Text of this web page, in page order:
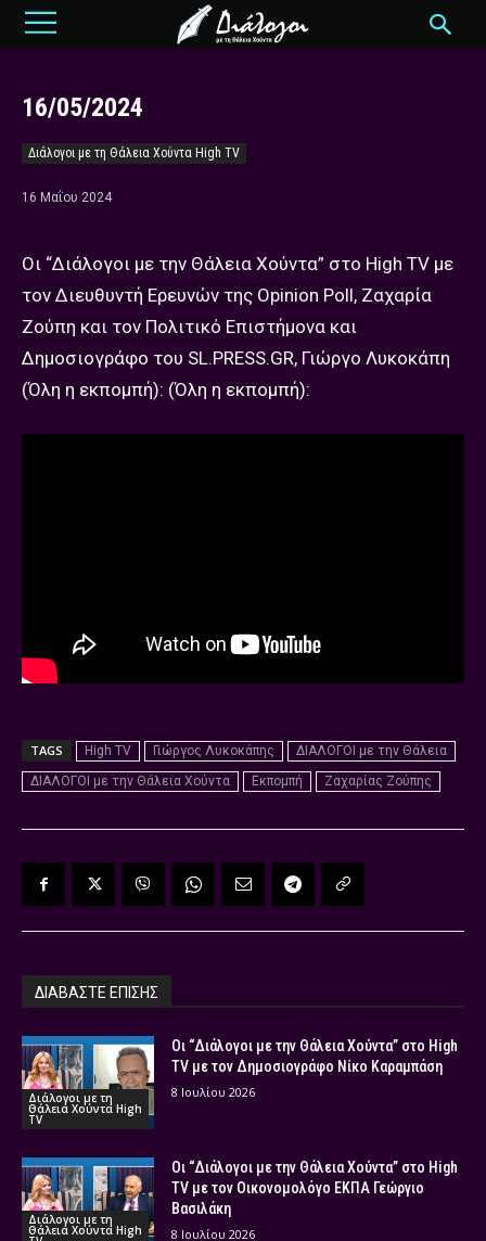
16/05/2024
Διάλογοι με τη Θάλεια Χούντα High TV
16 Μαΐου 2024
Οι “Διάλογοι με την Θάλεια Χούντα” στο High TV με
τον Διευθυντή Ερευνών της Opinion Poll, Ζαχαρία
Ζούπη και τον Πολιτικό Επιστήμονα και
Δημοσιογράφο του SL.PRESS.GR, Γιώργο Λυκοκάπη
(Όλη η εκπομπή): (Όλη η εκπομπή):
TAGS High TV Γιώργος Λυκοκάπης
ΔΙΑΛΟΓΟΙ με την Θάλεια
ΔΙΑΛΟΓΟΙ με την Θάλεια Χούντα
Εκπομπή Ζαχαρίας Ζούπης
ΔΙΑΒΑΣΤΕ ΕΠΙΣΗΣ
Διάλογοι με τη
Θάλεια Χούντα High
TV
Οι “Διάλογοι με την Θάλεια Χούντα” στο High
TV με τον Δημοσιογράφο Νίκο Καραμπάση
8 Ιουλίου 2026
Διάλογοι με τη
Θάλεια Χούντα High
Οι “Διάλογοι με την Θάλεια Χούντα” στο High
TV με τον Οικονομολόγο ΕΚΠΑ Γεώργιο
Βασιλάκη
8 Ιουλίου 2026